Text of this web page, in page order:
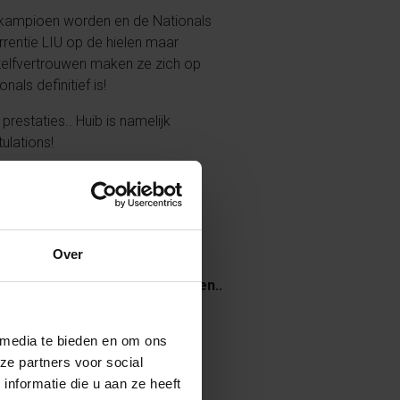
Over
te bieden en om ons
partners voor social
die u aan ze heeft
worden en de Nationals
LIU op de hielen maar
maken ze zich op
definitief is!
Huib is namelijk
succes! We blijven het volgen..